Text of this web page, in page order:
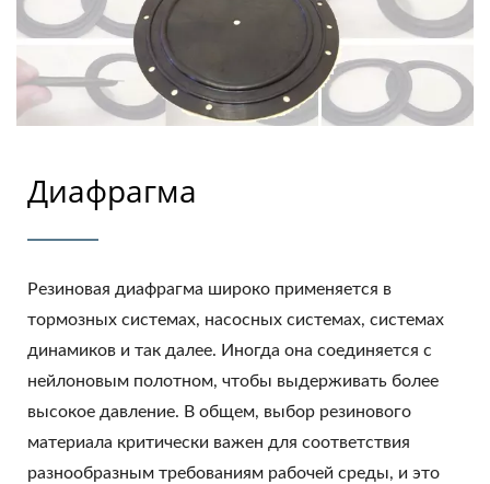
Диафрагма
Резиновая диафрагма широко применяется в
тормозных системах, насосных системах, системах
динамиков и так далее. Иногда она соединяется с
нейлоновым полотном, чтобы выдерживать более
высокое давление. В общем, выбор резинового
материала критически важен для соответствия
разнообразным требованиям рабочей среды, и это